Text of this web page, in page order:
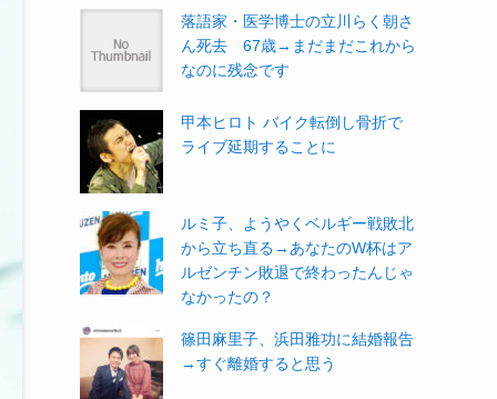
落語家・医学博士の立川らく朝さ
ん死去 67歳→まだまだこれから
なのに残念です
甲本ヒロト バイク転倒し骨折で
ライブ延期することに
ルミ子、ようやくベルギー戦敗北
から立ち直る→あなたのW杯はア
ルゼンチン敗退で終わったんじゃ
なかったの？
篠田麻里子、浜田雅功に結婚報告
→すぐ離婚すると思う